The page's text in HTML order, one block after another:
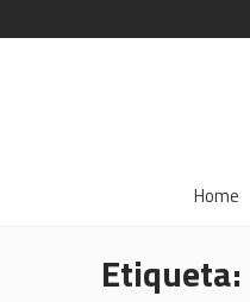
Home
Etiqueta: